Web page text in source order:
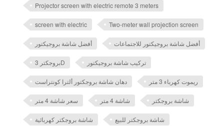
Projector screen with electric remote 3 meters
screen with electric Two-meter wall projection screen
أفضل شاشة بروجيكتور أفضل شاشة بروجيكتور للاجتماعات
بروجكتر 3D تركيب شاشة بروجيكتور
دهان شاشة بروجكتور ألترا كونتراست ريموت كهرباء 3 متر
سعر شاشة 4 متر شاشة 4 متر شاشة بروجكتر
شاشة بروجكتر كهربائية شاشة بروجكتر للبيع